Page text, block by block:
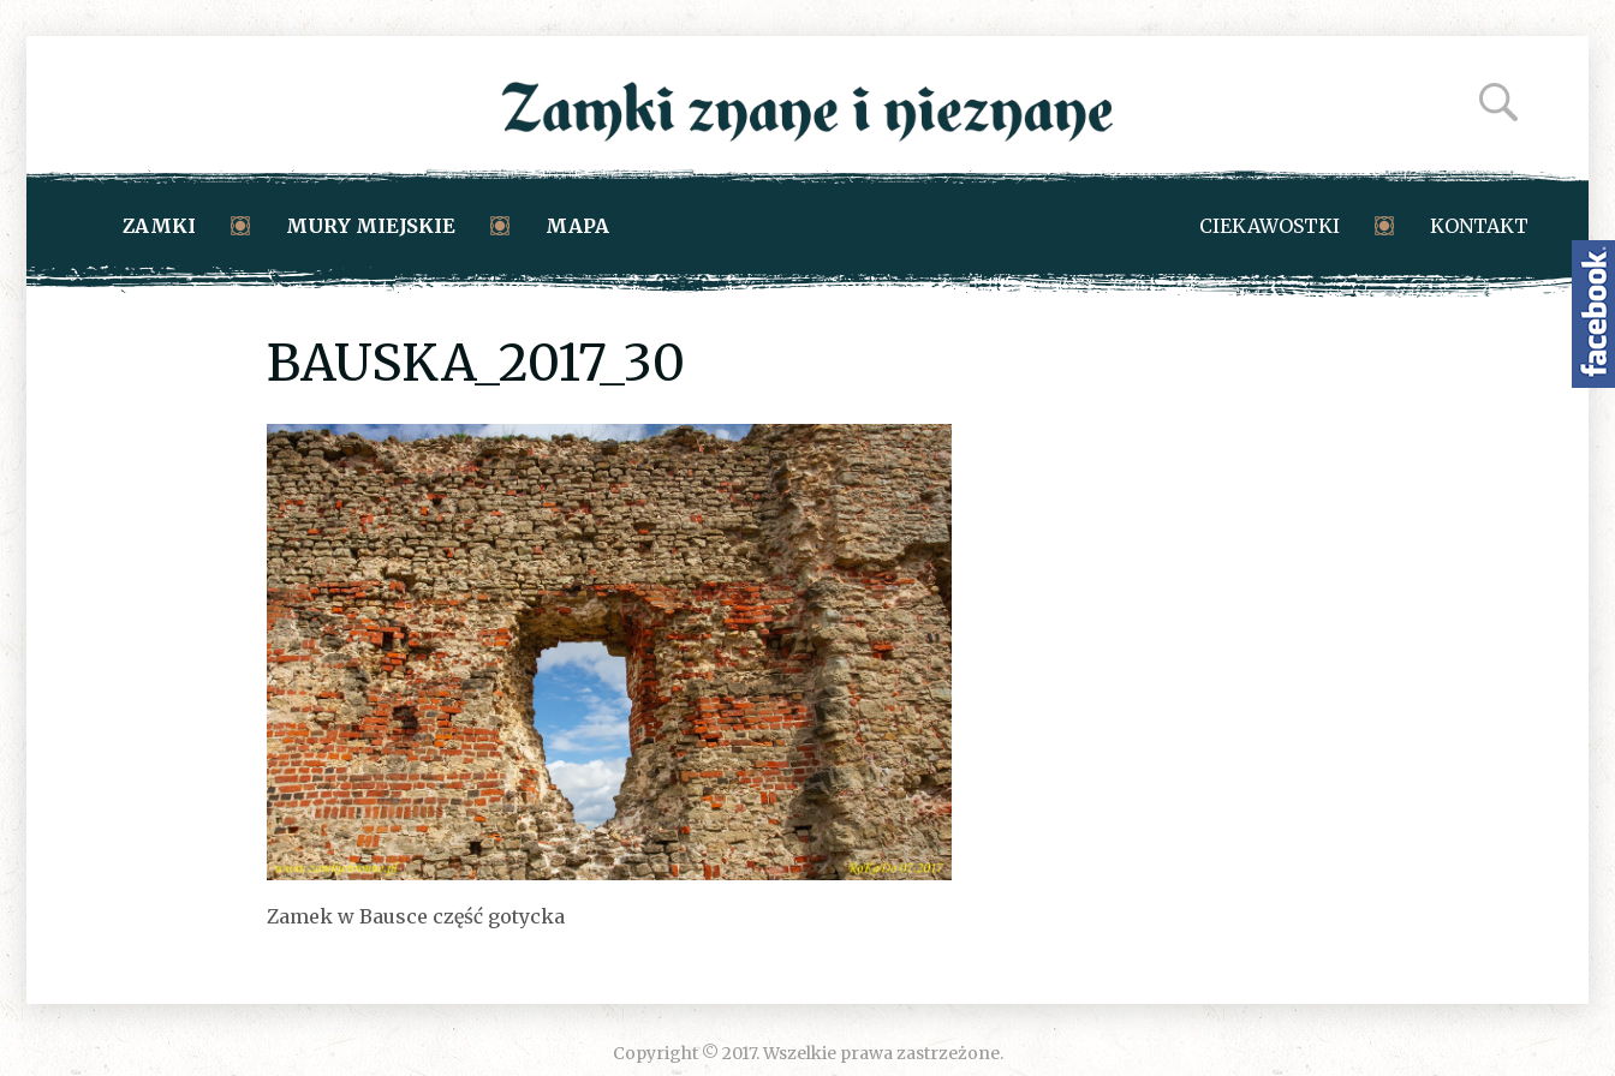
ZAMKI MURY MIEJSKIE MAPA CIEKAWOSTKI KONTAKT
BAUSKA_2017_30
Zamek w Bausce część gotycka
Copyright © 2017. Wszelkie prawa zastrzeżone.